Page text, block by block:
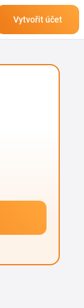
Vytvořit účet